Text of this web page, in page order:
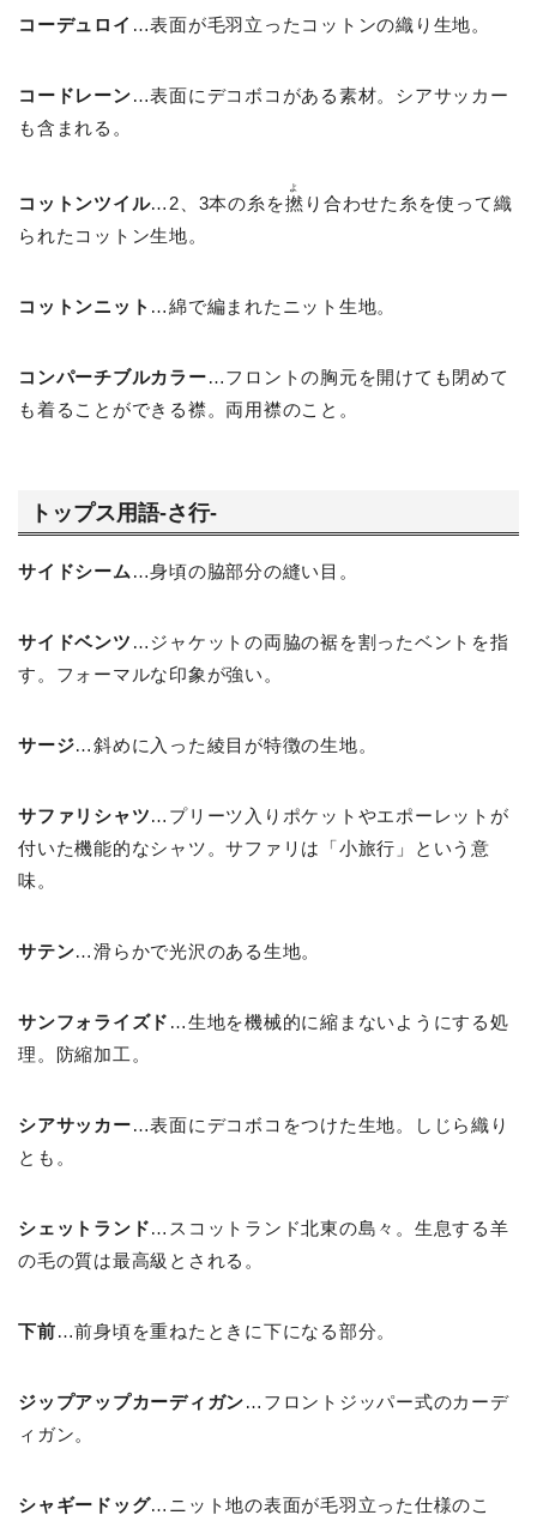
コーデュロイ …表面が毛羽立ったコットンの織り生地。
コードレーン…表面にデコボコがある素材。シアサッカー
も含まれる。
コットンツイル…2、3本の糸を撚
よ
り合わせた糸を使って織
られたコットン生地。
コットンニット …綿で編まれたニット生地。
コンパーチブルカラー…フロントの胸元を開けても閉めて
も着ることができる襟。両用襟のこと。
トップス用語-さ行-
サイドシーム …身頃の脇部分の縫い目。
サイドベンツ …ジャケットの両脇の裾を割ったベントを指
す。フォーマルな印象が強い。
サージ…斜めに入った綾目が特徴の生地。
サファリシャツ…プリーツ入りポケットやエポーレットが
付いた機能的なシャツ。サファリは「小旅行」という意
味。
サテン…滑らかで光沢のある生地。
サンフォライズド …生地を機械的に縮まないようにする処
理。防縮加工。
シアサッカー…表面にデコボコをつけた生地。しじら織り
とも。
シェットランド…スコットランド北東の島々。生息する羊
の毛の質は最高級とされる。
下前…前身頃を重ねたときに下になる部分。
ジップアップカーディガン…フロントジッパー式のカーデ
ィガン。
シャギードッグ…ニット地の表面が毛羽立った仕様のこ